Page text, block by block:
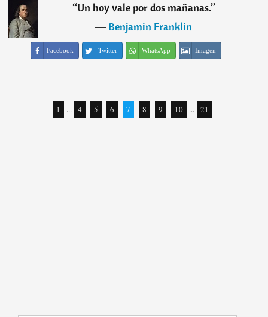
“Un hoy vale por dos mañanas.”
―Benjamin Franklin
Facebook Twitter WhatsApp Imagen
1 ... 4 5 6 7 8 9 10 ... 21